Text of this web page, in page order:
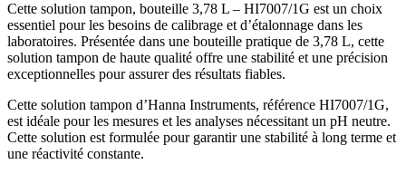
Cette solution tampon, bouteille 3,78 L – HI7007/1G est un choix
essentiel pour les besoins de calibrage et d’étalonnage dans les
laboratoires. Présentée dans une bouteille pratique de 3,78 L, cette
solution tampon de haute qualité offre une stabilité et une précision
exceptionnelles pour assurer des résultats fiables.
Cette solution tampon d’Hanna Instruments, référence HI7007/1G,
est idéale pour les mesures et les analyses nécessitant un pH neutre.
Cette solution est formulée pour garantir une stabilité à long terme et
une réactivité constante.